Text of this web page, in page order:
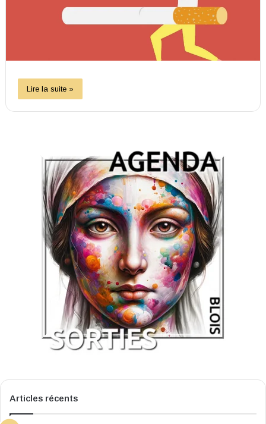
Lire la suite »
Articles récents